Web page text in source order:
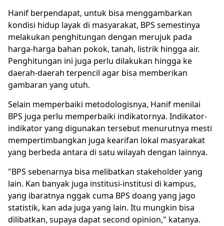
Hanif berpendapat, untuk bisa menggambarkan
kondisi hidup layak di masyarakat, BPS semestinya
melakukan penghitungan dengan merujuk pada
harga-harga bahan pokok, tanah, listrik hingga air.
Penghitungan ini juga perlu dilakukan hingga ke
daerah-daerah terpencil agar bisa memberikan
gambaran yang utuh.
Selain memperbaiki metodologisnya, Hanif menilai
BPS juga perlu memperbaiki indikatornya. Indikator-
indikator yang digunakan tersebut menurutnya mesti
mempertimbangkan juga kearifan lokal masyarakat
yang berbeda antara di satu wilayah dengan lainnya.
"BPS sebenarnya bisa melibatkan stakeholder yang
lain. Kan banyak juga institusi-institusi di kampus,
yang ibaratnya nggak cuma BPS doang yang jago
statistik, kan ada juga yang lain. Itu mungkin bisa
dilibatkan, supaya dapat second opinion," katanya.